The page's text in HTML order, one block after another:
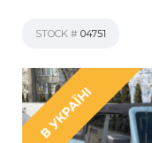
STOCK # 04751
В УКРАЇНІ